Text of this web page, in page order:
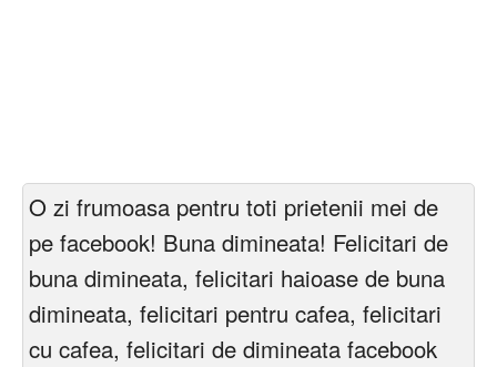
O zi frumoasa pentru toti prietenii mei de
pe facebook! Buna dimineata! Felicitari de
buna dimineata, felicitari haioase de buna
dimineata, felicitari pentru cafea, felicitari
cu cafea, felicitari de dimineata facebook